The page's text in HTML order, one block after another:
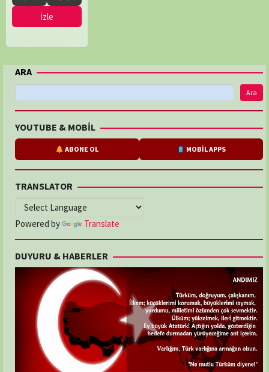
İzle
ARA
Ara
YOUTUBE & MOBİL
ABONE OL MOBİL APPS
TRANSLATOR
Powered by Translate
DUYURU & HABERLER